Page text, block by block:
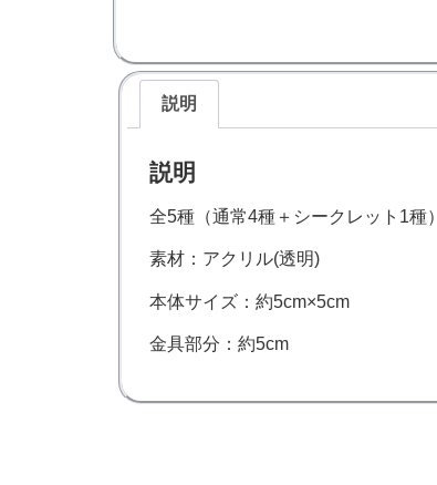
説明
説明
全5種（通常4種＋シークレット1種）
素材：アクリル(透明)
本体サイズ：約5cm×5cm
金具部分：約5cm